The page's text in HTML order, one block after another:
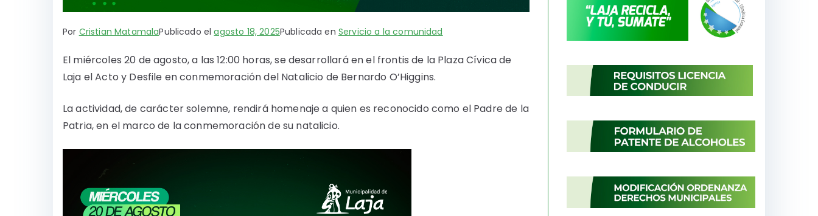
Por Cristian MatamalaPublicado elagosto 18, 2025Publicada en Servicio a la comunidad
El miércoles 20 de agosto, a las 12:00 horas, se desarrollará en el frontis de la Plaza Cívica de
Laja el Acto y Desfile en conmemoración del Natalicio de Bernardo O’Higgins.
La actividad, de carácter solemne, rendirá homenaje a quien es reconocido como el Padre de la
Patria, en el marco de la conmemoración de su natalicio.